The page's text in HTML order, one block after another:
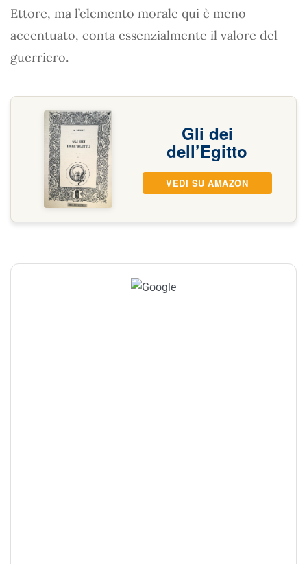
Ettore, ma l’elemento morale qui è meno
accentuato, conta essenzialmente il valore del
guerriero.
Gli dei
dell’Egitto
VEDI SU AMAZON